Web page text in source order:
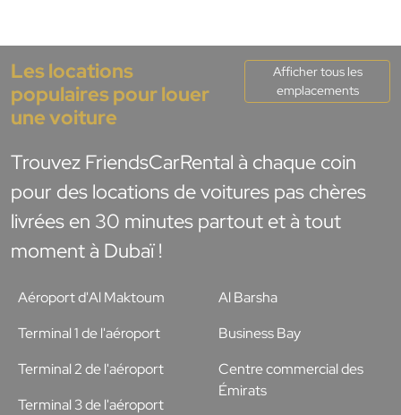
Les locations
populaires pour louer
une voiture
Afficher tous les
emplacements
Trouvez FriendsCarRental à chaque coin
pour des locations de voitures pas chères
livrées en 30 minutes partout et à tout
moment à Dubaï !
Aéroport d'Al Maktoum
Terminal 1 de l'aéroport
Terminal 2 de l'aéroport
Terminal 3 de l'aéroport
Al Barsha
Business Bay
Centre commercial des
Émirats